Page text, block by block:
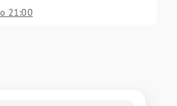
21:00